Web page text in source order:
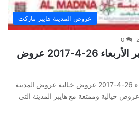
عروض المدينة هايبر ماركت
0
عروض المدينة هايبر الأربعاء 26-4-2017 عروض
عروض المدينة هايبر الأربعاء 26-4-2017 عروض خيالية عروض المدينة
هايبر الأربعاء 26-4-2017 عروض خيالية وممتعة مع هايبر المدينة التي